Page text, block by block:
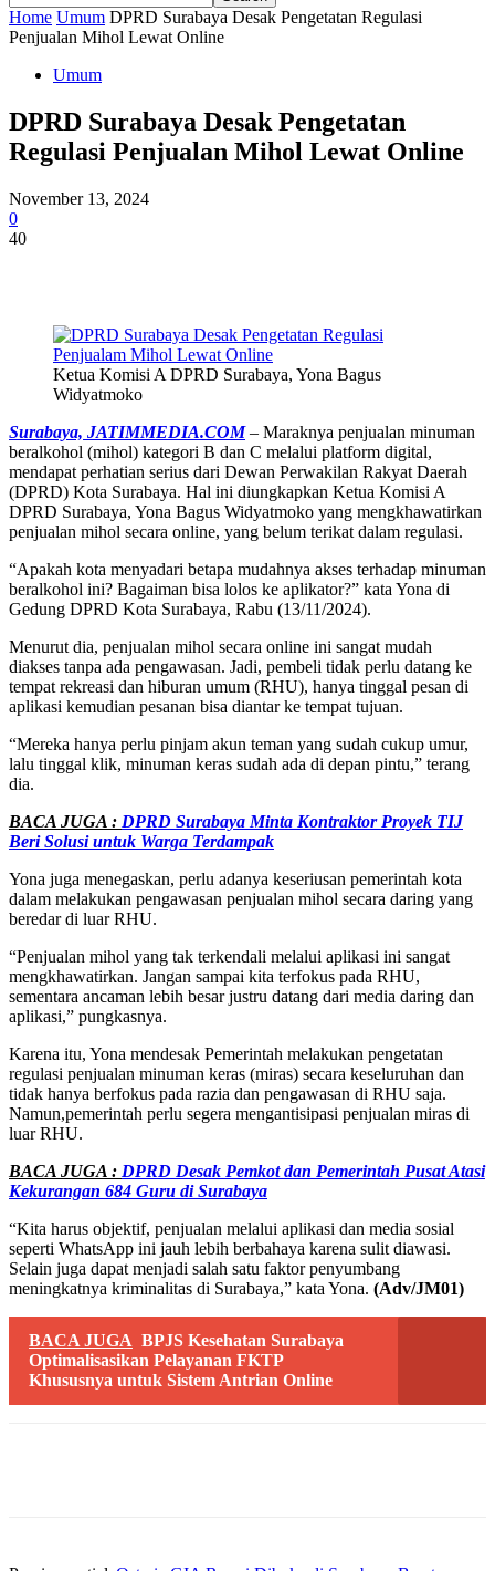
Home Umum DPRD Surabaya Desak Pengetatan Regulasi
Penjualan Mihol Lewat Online
Umum
DPRD Surabaya Desak Pengetatan
Regulasi Penjualan Mihol Lewat Online
November 13, 2024
0
40
Ketua Komisi A DPRD Surabaya, Yona Bagus
Widyatmoko
Surabaya, JATIMMEDIA.COM– Maraknya penjualan minuman
beralkohol (mihol) kategori B dan C melalui platform digital,
mendapat perhatian serius dari Dewan Perwakilan Rakyat Daerah
(DPRD) Kota Surabaya. Hal ini diungkapkan Ketua Komisi A
DPRD Surabaya, Yona Bagus Widyatmoko yang mengkhawatirkan
penjualan mihol secara online, yang belum terikat dalam regulasi.
“Apakah kota menyadari betapa mudahnya akses terhadap minuman
beralkohol ini? Bagaiman bisa lolos ke aplikator?” kata Yona di
Gedung DPRD Kota Surabaya, Rabu (13/11/2024).
Menurut dia, penjualan mihol secara online ini sangat mudah
diakses tanpa ada pengawasan. Jadi, pembeli tidak perlu datang ke
tempat rekreasi dan hiburan umum (RHU), hanya tinggal pesan di
aplikasi kemudian pesanan bisa diantar ke tempat tujuan.
“Mereka hanya perlu pinjam akun teman yang sudah cukup umur,
lalu tinggal klik, minuman keras sudah ada di depan pintu,” terang
dia.
BACA JUGA : DPRD Surabaya Minta Kontraktor Proyek TIJ
Beri Solusi untuk Warga Terdampak
Yona juga menegaskan, perlu adanya keseriusan pemerintah kota
dalam melakukan pengawasan penjualan mihol secara daring yang
beredar di luar RHU.
“Penjualan mihol yang tak terkendali melalui aplikasi ini sangat
mengkhawatirkan. Jangan sampai kita terfokus pada RHU,
sementara ancaman lebih besar justru datang dari media daring dan
aplikasi,” pungkasnya.
Karena itu, Yona mendesak Pemerintah melakukan pengetatan
regulasi penjualan minuman keras (miras) secara keseluruhan dan
tidak hanya berfokus pada razia dan pengawasan di RHU saja.
Namun,pemerintah perlu segera mengantisipasi penjualan miras di
luar RHU.
BACA JUGA : DPRD Desak Pemkot dan Pemerintah Pusat Atasi
Kekurangan 684 Guru di Surabaya
“Kita harus objektif, penjualan melalui aplikasi dan media sosial
seperti WhatsApp ini jauh lebih berbahaya karena sulit diawasi.
Selain juga dapat menjadi salah satu faktor penyumbang
meningkatnya kriminalitas di Surabaya,” kata Yona. (Adv/JM01)
BACA JUGA BPJS Kesehatan Surabaya
Optimalisasikan Pelayanan FKTP
Khususnya untuk Sistem Antrian Online